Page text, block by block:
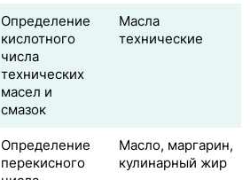
Определение
кислотного
числа
технических
масел и
смазок
Масла
технические
Определение
перекисного
Масло, маргарин,
кулинарный жир